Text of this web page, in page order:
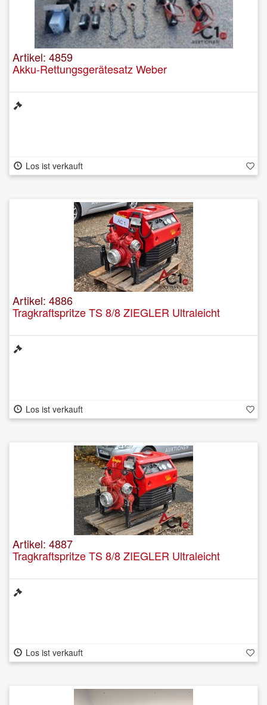
Artikel: 4859
Akku-Rettungsgerätesatz Weber
Los ist verkauft
Artikel: 4886
Tragkraftspritze TS 8/8 ZIEGLER Ultraleicht
Los ist verkauft
Artikel: 4887
Tragkraftspritze TS 8/8 ZIEGLER Ultraleicht
Los ist verkauft